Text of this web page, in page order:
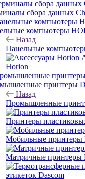
сбора данных
компьютеры
Назад
Панельные
Horion
принтеры
Назад
Промышленные
Принтеры
Мобильные принтеры
Матричные принтеры